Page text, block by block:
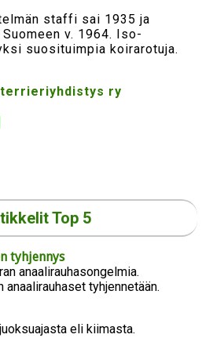
staffi sai 1935 ja
v. 1964. Iso-
suosituimpia koirarotuja.
ry
Top 5
tyhjennys
anaalirauhasongelmia.
anaalirauhaset tyhjennetään.
eli kiimasta.